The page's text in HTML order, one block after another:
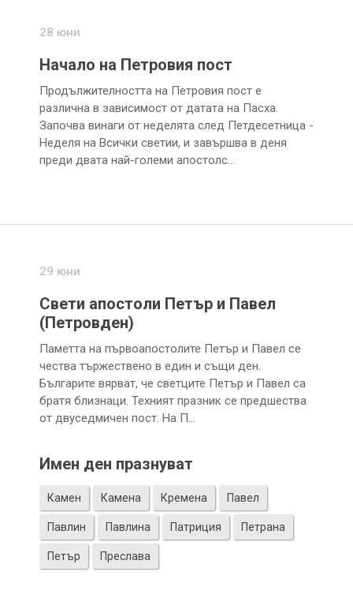
28 юни
Начало на Петровия пост
Продължителността на Петровия пост е
различна в зависимост от датата на Пасха.
Започва винаги от неделята след Петдесетница -
Неделя на Всички светии, и завършва в деня
преди двата най-големи апостолс…
29 юни
Свети апостоли Петър и Павел
(Петровден)
Паметта на първоапостолите Петър и Павел се
чества тържествено в един и същи ден.
Българите вярват, че светците Петър и Павел са
братя близнаци. Техният празник се предшества
от двуседмичен пост. На П…
Имен ден празнуват
Камен Камена Кремена Павел
Павлин Павлина Патриция Петрана
Петър Преслава